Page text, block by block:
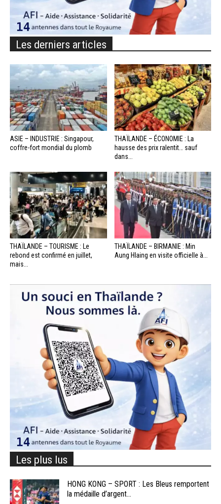
Les derniers articles
ASIE – INDUSTRIE : Singapour,
coffre-fort mondial du plomb
THAÏLANDE – ÉCONOMIE : La
hausse des prix ralentit… sauf
dans...
THAÏLANDE – TOURISME : Le
rebond est confirmé en juillet,
mais...
THAÏLANDE – BIRMANIE : Min
Aung Hlaing en visite officielle à...
Les plus lus
HONG KONG – SPORT : Les Bleus remportent
la médaille d’argent...